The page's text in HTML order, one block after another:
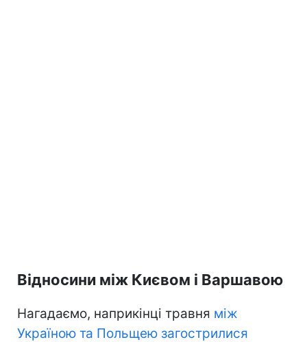
Відносини між Києвом і Варшавою
Нагадаємо, наприкінці травня між
Україною та Польщею загострилися